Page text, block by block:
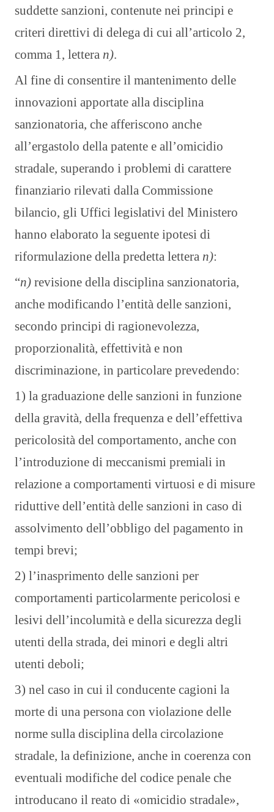
suddette sanzioni, contenute nei principi e
criteri direttivi di delega di cui all’articolo 2,
comma 1, lettera n).
Al fine di consentire il mantenimento delle
innovazioni apportate alla disciplina
sanzionatoria, che afferiscono anche
all’ergastolo della patente e all’omicidio
stradale, superando i problemi di carattere
finanziario rilevati dalla Commissione
bilancio, gli Uffici legislativi del Ministero
hanno elaborato la seguente ipotesi di
riformulazione della predetta lettera n):
“n) revisione della disciplina sanzionatoria,
anche modificando l’entità delle sanzioni,
secondo principi di ragionevolezza,
proporzionalità, effettività e non
discriminazione, in particolare prevedendo:
1) la graduazione delle sanzioni in funzione
della gravità, della frequenza e dell’effettiva
pericolosità del comportamento, anche con
l’introduzione di meccanismi premiali in
relazione a comportamenti virtuosi e di misure
riduttive dell’entità delle sanzioni in caso di
assolvimento dell’obbligo del pagamento in
tempi brevi;
2) l’inasprimento delle sanzioni per
comportamenti particolarmente pericolosi e
lesivi dell’incolumità e della sicurezza degli
utenti della strada, dei minori e degli altri
utenti deboli;
3) nel caso in cui il conducente cagioni la
morte di una persona con violazione delle
norme sulla disciplina della circolazione
stradale, la definizione, anche in coerenza con
eventuali modifiche del codice penale che
introducano il reato di «omicidio stradale»,